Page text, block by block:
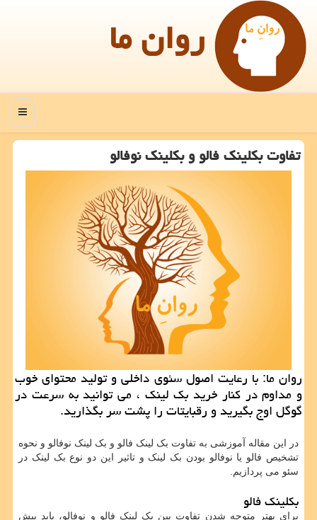
روان ما
منو
تفاوت بكلینك فالو و بكلینك نوفالو
روان ما: با رعایت اصول سئوی داخلی و تولید محتوای خوب
و مداوم در كنار خرید بك لینك ، می توانید به سرعت در
گوگل اوج بگیرید و رقبایتات را پشت سر بگذارید.
در این مقاله آموزشی به تفاوت بک لینک فالو و بک لینک نوفالو و نحوه
تشخیص فالو یا نوفالو بودن بک لینک و تاثیر این دو نوع بک لینک در
سئو می پردازیم.
بکلینک فالو
برای بهتر متوجه شدن تفاوت بین بک لینک فالو و نوفالو، باید پیش